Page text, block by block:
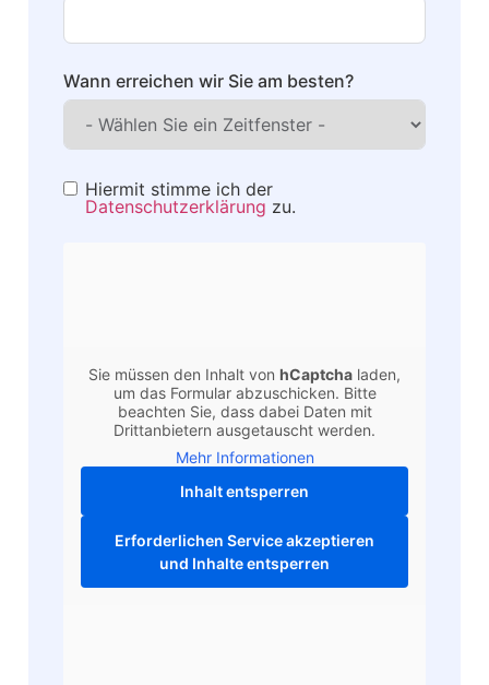
Wann erreichen wir Sie am besten?
Hiermit stimme ich der
Datenschutzerklärung zu.
Sie müssen den Inhalt von hCaptcha laden,
um das Formular abzuschicken. Bitte
beachten Sie, dass dabei Daten mit
Drittanbietern ausgetauscht werden.
Mehr Informationen
Inhalt entsperren
Erforderlichen Service akzeptieren
und Inhalte entsperren